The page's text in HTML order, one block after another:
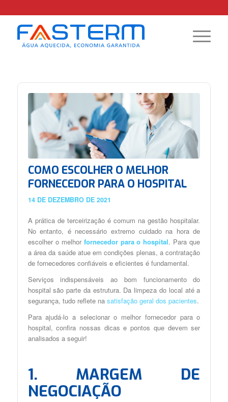
COMO ESCOLHER O MELHOR
FORNECEDOR PARA O HOSPITAL
14 DE DEZEMBRO DE 2021
A prática de terceirização é comum na gestão hospitalar.
No entanto, é necessário extremo cuidado na hora de
escolher o melhor fornecedor para o hospital. Para que
a área da saúde atue em condições plenas, a contratação
de fornecedores confiáveis e eficientes é fundamental.
Serviços indispensáveis ao bom funcionamento do
hospital são parte da estrutura. Da limpeza do local até a
segurança, tudo reflete na satisfação geral dos pacientes.
Para ajudá-lo a selecionar o melhor fornecedor para o
hospital, confira nossas dicas e pontos que devem ser
analisados a seguir!
1. MARGEM DE
NEGOCIAÇÃO